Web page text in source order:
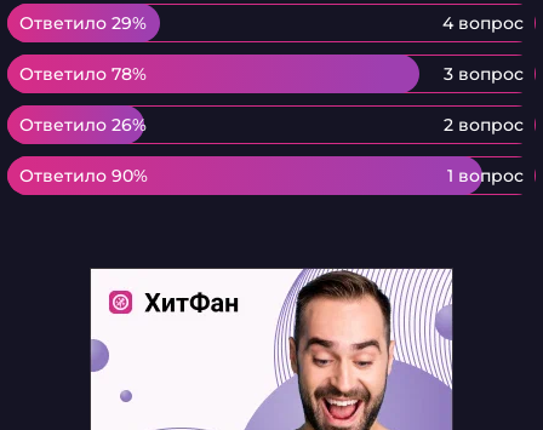
Ответило 29% 4 вопрос
Ответило 29%
Ответило 78% 3 вопрос
Ответило 78%
Ответило 26% 2 вопрос
Ответило 26%
Ответило 90% 1 вопрос
Ответило 90%